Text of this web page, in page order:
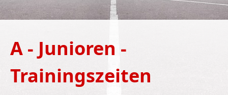
A - Junioren -
Trainingszeiten